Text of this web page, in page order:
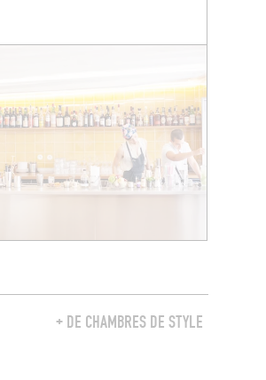
+ DE CHAMBRES DE STYLE